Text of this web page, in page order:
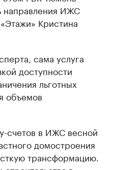
направления ИЖС
Кристина
сама услуга
доступности
льготных
объемов
счетов в ИЖС весной
домостроения
трансформацию.